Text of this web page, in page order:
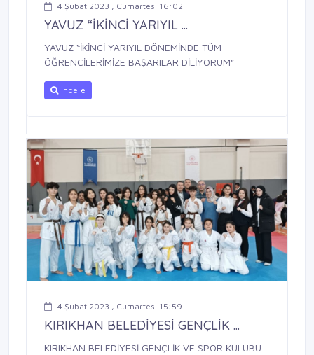
4 Şubat 2023 , Cumartesi 16:02
YAVUZ “İKİNCİ YARIYIL ...
YAVUZ “İKİNCİ YARIYIL DÖNEMİNDE TÜM
ÖĞRENCİLERİMİZE BAŞARILAR DİLİYORUM”
İncele
4 Şubat 2023 , Cumartesi 15:59
KIRIKHAN BELEDİYESİ GENÇLİK ...
KIRIKHAN BELEDİYESİ GENÇLİK VE SPOR KULÜBÜ